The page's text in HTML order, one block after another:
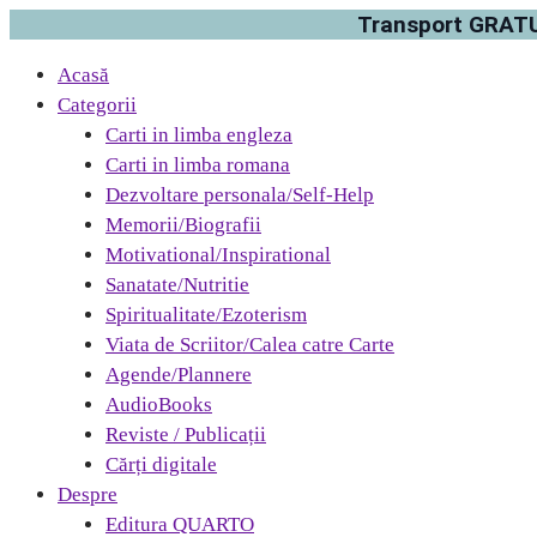
Transport
Acasă
Categorii
Carti in limba engleza
Carti in limba romana
Dezvoltare personala/Self-Help
Memorii/Biografii
Motivational/Inspirational
Sanatate/Nutritie
Spiritualitate/Ezoterism
Viata de Scriitor/Calea catre Carte
Agende/Plannere
AudioBooks
Reviste / Publicații
Cărți digitale
Despre
Editura QUARTO